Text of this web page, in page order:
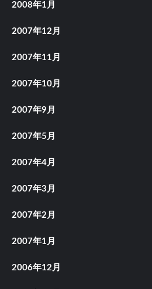
2008年1月
2007年12月
2007年11月
2007年10月
2007年9月
2007年5月
2007年4月
2007年3月
2007年2月
2007年1月
2006年12月